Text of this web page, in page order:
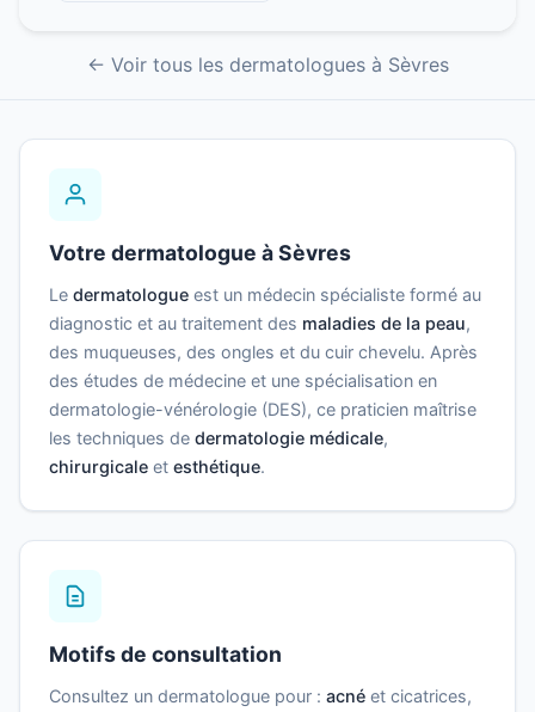
← Voir tous les dermatologues à Sèvres
Votre dermatologue à Sèvres
Le dermatologue est un médecin spécialiste formé au
diagnostic et au traitement des maladies de la peau,
des muqueuses, des ongles et du cuir chevelu. Après
des études de médecine et une spécialisation en
dermatologie-vénérologie (DES), ce praticien maîtrise
les techniques de dermatologie médicale,
chirurgicale et esthétique.
Motifs de consultation
Consultez un dermatologue pour : acné et cicatrices,